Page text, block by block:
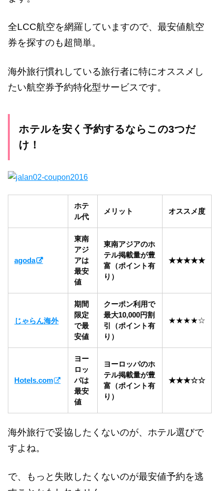
全LCC航空を網羅していますので、最安値航空
券を探すのも超簡単。
海外旅行慣れしている旅行者に特にオススメし
たい航空券予約特化型サービスです。
ホテルを安く予約するならこの3つだ
け！
ホテ
ル代
メリット オススメ度
agoda
東南
アジ
アは
最安
値
東南アジアのホ
テル掲載量が豊
富（ポイント有
り）
★★★★★
じゃらん海外
期間
限定
で最
安値
クーポン利用で
最大10,000円割
引（ポイント有
り）
★★★★☆
Hotels.com
ヨー
ロッ
パは
最安
値
ヨーロッパのホ
テル掲載量が豊
富（ポイント有
り）
★★★☆☆
海外旅行で妥協したくないのが、ホテル選びで
すよね。
で、もっと失敗したくないのが最安値予約を逃